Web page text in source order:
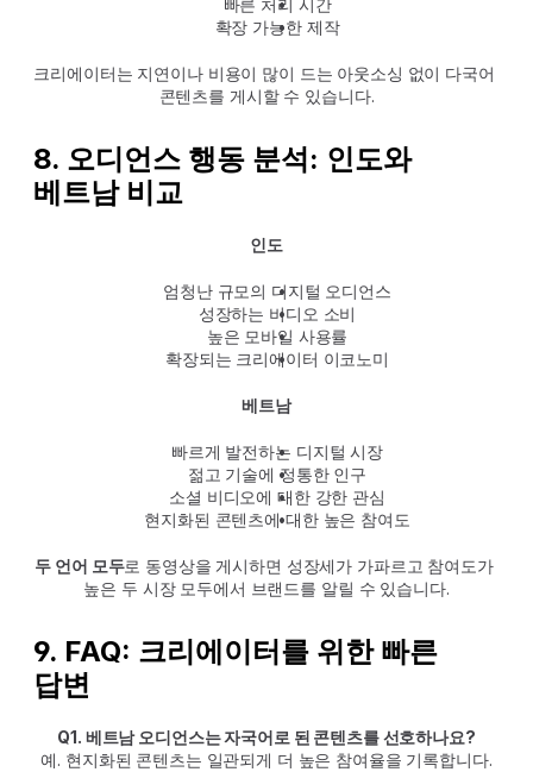
빠른 처리 시간
확장 가능한 제작
크리에이터는 지연이나 비용이 많이 드는 아웃소싱 없이 다국어
콘텐츠를 게시할 수 있습니다.
8. 오디언스 행동 분석: 인도와
베트남 비교
인도
엄청난 규모의 디지털 오디언스
성장하는 비디오 소비
높은 모바일 사용률
확장되는 크리에이터 이코노미
베트남
빠르게 발전하는 디지털 시장
젊고 기술에 정통한 인구
소셜 비디오에 대한 강한 관심
현지화된 콘텐츠에 대한 높은 참여도
두 언어 모두로 동영상을 게시하면 성장세가 가파르고 참여도가
높은 두 시장 모두에서 브랜드를 알릴 수 있습니다.
9. FAQ: 크리에이터를 위한 빠른
답변
Q1. 베트남 오디언스는 자국어로 된 콘텐츠를 선호하나요?
예. 현지화된 콘텐츠는 일관되게 더 높은 참여율을 기록합니다.